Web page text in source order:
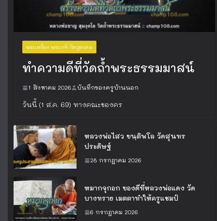
พระเครื่อง พระเกจิ วัตถุมงคล
ทำความดีที่วัดถ้ำพระธรรมมาสน์
1 สิงหาคม 2026 บันทึกของครูบ้านนอก
วันนี้ (1 ส.ค. 69) ทางคณะของคร
หลวงพ่อไสว ขนฺติพโล วัดสุนทร
ประดิษฐ์
28 กรกฎาคม 2026
หมากจุกอก ของดีที่หลวงพ่อแดง วัด
บางทราย เมตตาทำให้ครูแชมป์
6 กรกฎาคม 2026